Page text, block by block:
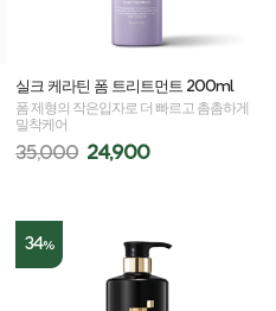
실크 케라틴 폼 트리트먼트 200ml
폼 제형의 작은입자로 더 빠르고 촘촘하게
밀착케어
35,000 24,900
34%